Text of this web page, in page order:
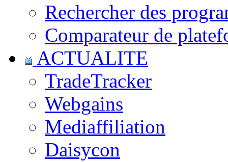
Rechercher des
Comparateur de
ACTUALITE
TradeTracker
Webgains
Mediaffiliation
Daisycon